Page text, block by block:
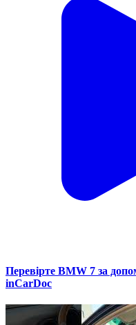
Перевірте BMW 7 за
inCarDoc